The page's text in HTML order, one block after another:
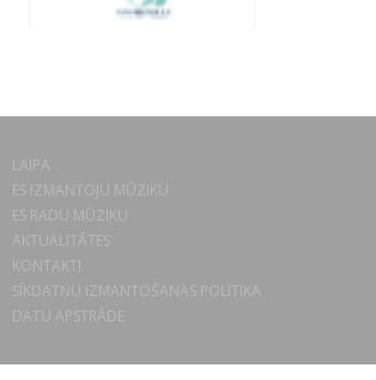
LAIPA
ES IZMANTOJU MŪZIKU
ES RADU MŪZIKU
AKTUALITĀTES
KONTAKTI
SĪKDATŅU IZMANTOŠANAS POLITIKA
DATU APSTRĀDE